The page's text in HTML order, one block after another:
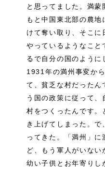
と思ってました。満
もと中国東北部の農
けて奪い取り、そこ
やっているようなこと
るで自分の国のよう
1931年の満州事変か
て、貧乏な村だったん
う国の政策に従って
村をつくったんです。
き上げてしまった。
ってきた。「満州」
ど、もう軍人がいな
幼い子供とお年寄りし